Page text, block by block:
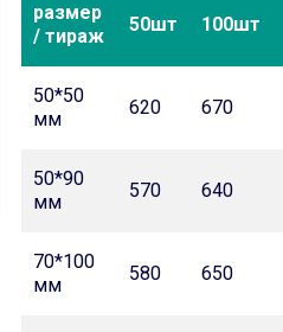
размер
/ тираж
50шт 100шт
50*50
мм
620 670
50*90
мм
570 640
70*100
мм
580 650